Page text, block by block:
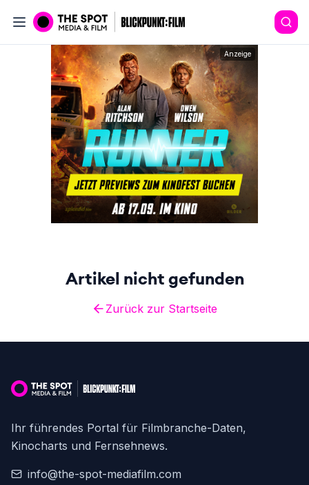
Anzeige
Artikel nicht gefunden
Zurück zur Startseite
Ihr führendes Portal für Filmbranche-Daten,
Kinocharts und Fernsehnews.
info@the-spot-mediafilm.com